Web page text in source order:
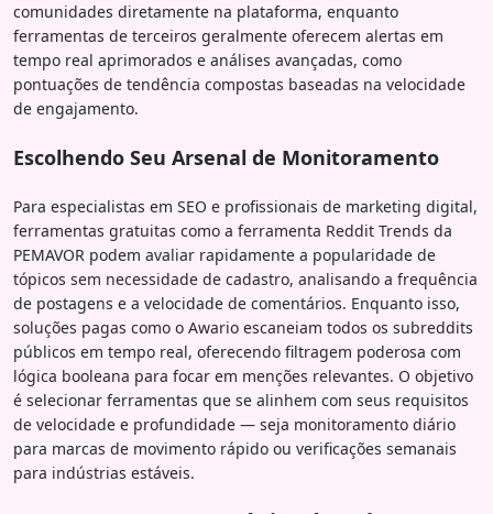
comunidades diretamente na plataforma, enquanto
ferramentas de terceiros geralmente oferecem alertas em
tempo real aprimorados e análises avançadas, como
pontuações de tendência compostas baseadas na velocidade
de engajamento.
Escolhendo Seu Arsenal de Monitoramento
Para especialistas em SEO e profissionais de marketing digital,
ferramentas gratuitas como a ferramenta Reddit Trends da
PEMAVOR podem avaliar rapidamente a popularidade de
tópicos sem necessidade de cadastro, analisando a frequência
de postagens e a velocidade de comentários. Enquanto isso,
soluções pagas como o Awario escaneiam todos os subreddits
públicos em tempo real, oferecendo filtragem poderosa com
lógica booleana para focar em menções relevantes. O objetivo
é selecionar ferramentas que se alinhem com seus requisitos
de velocidade e profundidade — seja monitoramento diário
para marcas de movimento rápido ou verificações semanais
para indústrias estáveis.